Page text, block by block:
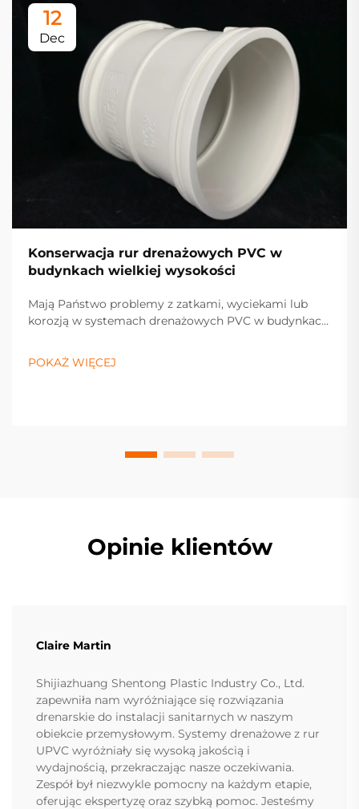
12
Dec
Konserwacja rur drenażowych PVC w
budynkach wielkiej wysokości
Mają Państwo problemy z zatkami, wyciekami lub
korozją w systemach drenażowych PVC w budynkach
które wydłużają żywotność rur, zapobiegają
uszkodzeniom wodnym i zwiększają wartość
POKAŻ WIĘCEJ
Opinie klientów
Claire Martin
Shijiazhuang Shentong Plastic Industry Co., Ltd.
zapewniła nam wyróżniające się rozwiązania
drenarskie do instalacji sanitarnych w naszym
obiekcie przemysłowym. Systemy drenażowe z rur
UPVC wyróżniały się wysoką jakością i
wydajnością, przekraczając nasze oczekiwania.
Zespół był niezwykle pomocny na każdym etapie,
oferując ekspertyzę oraz szybką pomoc. Jesteśmy